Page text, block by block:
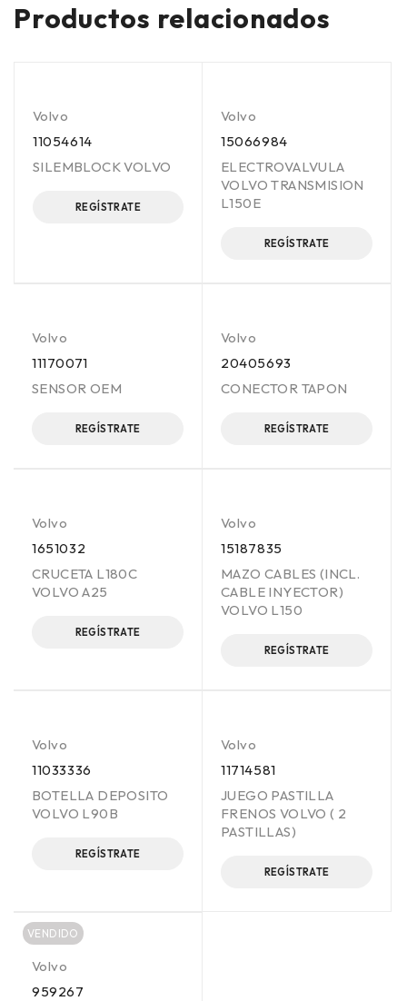
Productos relacionados
Volvo
11054614
SILEMBLOCK VOLVO
REGÍSTRATE
Volvo
15066984
ELECTROVALVULA
VOLVO TRANSMISION
L150E
REGÍSTRATE
Volvo
11170071
SENSOR OEM
REGÍSTRATE
Volvo
20405693
CONECTOR TAPON
REGÍSTRATE
Volvo
1651032
CRUCETA L180C
VOLVO A25
REGÍSTRATE
Volvo
15187835
MAZO CABLES (INCL.
CABLE INYECTOR)
VOLVO L150
REGÍSTRATE
Volvo
11033336
BOTELLA DEPOSITO
VOLVO L90B
REGÍSTRATE
Volvo
11714581
JUEGO PASTILLA
FRENOS VOLVO ( 2
PASTILLAS)
REGÍSTRATE
VENDIDO
Volvo
959267